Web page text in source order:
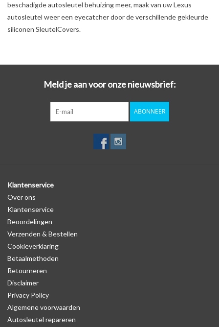
beschadigde autosleutel behuizing meer, maak van uw Lexus
autosleutel weer een eyecatcher door de verschillende gekleurde
siliconen SleutelCovers.
Meld je aan voor onze nieuwsbrief:
ABONNEER
Klantenservice
Over ons
Klantenservice
Beoordelingen
Verzenden & Bestellen
Cookieverklaring
Betaalmethoden
Retourneren
Disclaimer
Privacy Policy
Algemene voorwaarden
Autosleutel repareren